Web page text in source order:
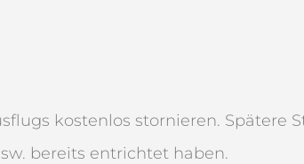
kostenlos stornieren. Spätere
bereits entrichtet haben.